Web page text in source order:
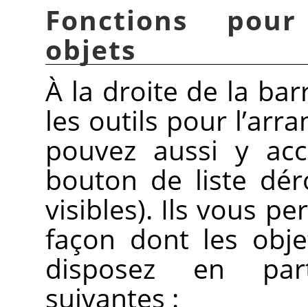
Fonctions
objets
À la droite de la
les outils pour
pouvez aussi y
bouton de liste
visibles). Ils vous
façon dont les
disposez en
suivantes :